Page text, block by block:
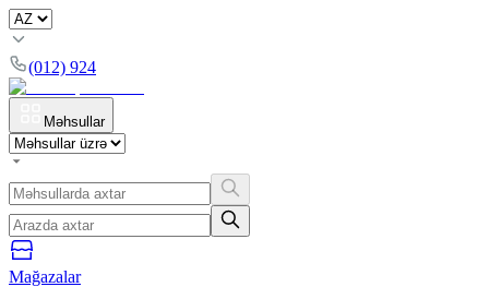
(012) 924
Məhsullar
Mağazalar